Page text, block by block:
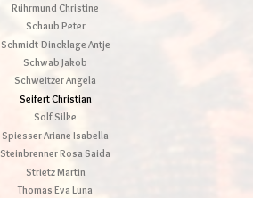
Rührmund Christine
Schaub Peter
Schmidt-Dincklage Antje
Schwab Jakob
Schweitzer Angela
Seifert Christian
Solf Silke
Spiesser Ariane Isabella
Steinbrenner Rosa Saida
Strietz Martin
Thomas Eva Luna